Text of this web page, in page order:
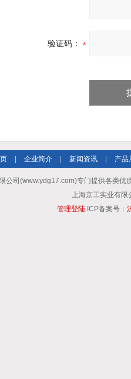
验证码：
企业简介 新闻资讯 产品
公司(www.ydg17.com)专门提供各类优
上海京工实业有限
管理登陆ICP备案号：